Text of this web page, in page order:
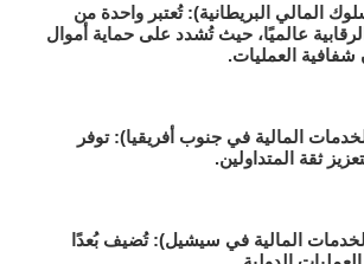
المالي البريطانية): تُعتبر واحدة من
عالميًا، حيث تُشدد على حماية أموال
شفافية العمليات.
المالية في جنوب أفريقيا): توفر
ثقة المتداولين.
المالية في سيشيل): تُضيف بُعدًا